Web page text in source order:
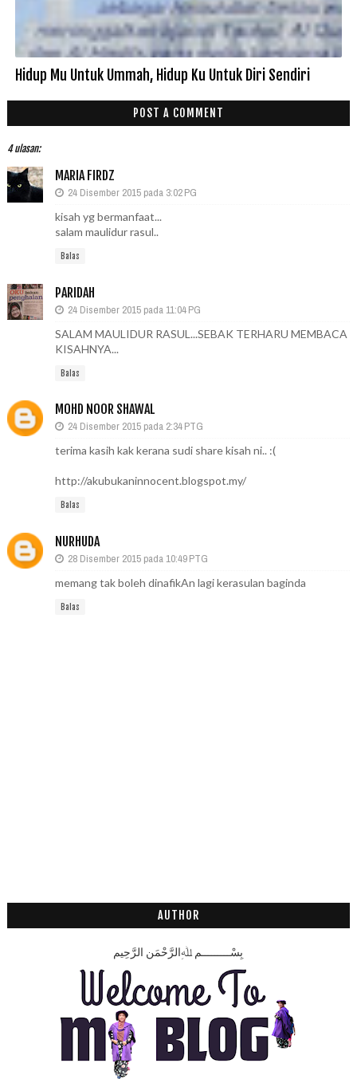
Hidup Mu Untuk Ummah, Hidup Ku Untuk Diri Sendiri
POST A COMMENT
4 ulasan:
MARIA FIRDZ
24 Disember 2015 pada 3:02 PG
kisah yg bermanfaat...
salam maulidur rasul..
Balas
PARIDAH
24 Disember 2015 pada 11:04 PG
SALAM MAULIDUR RASUL...SEBAK TERHARU MEMBACA
KISAHNYA...
Balas
MOHD NOOR SHAWAL
24 Disember 2015 pada 2:34 PTG
terima kasih kak kerana sudi share kisah ni.. :(
http://akubukaninnocent.blogspot.my/
Balas
NURHUDA
28 Disember 2015 pada 10:49 PTG
memang tak boleh dinafikAn lagi kerasulan baginda
Balas
AUTHOR
بِسْـــــــــمِ ﷲِالرَّحْمَنِ الرَّحِيم